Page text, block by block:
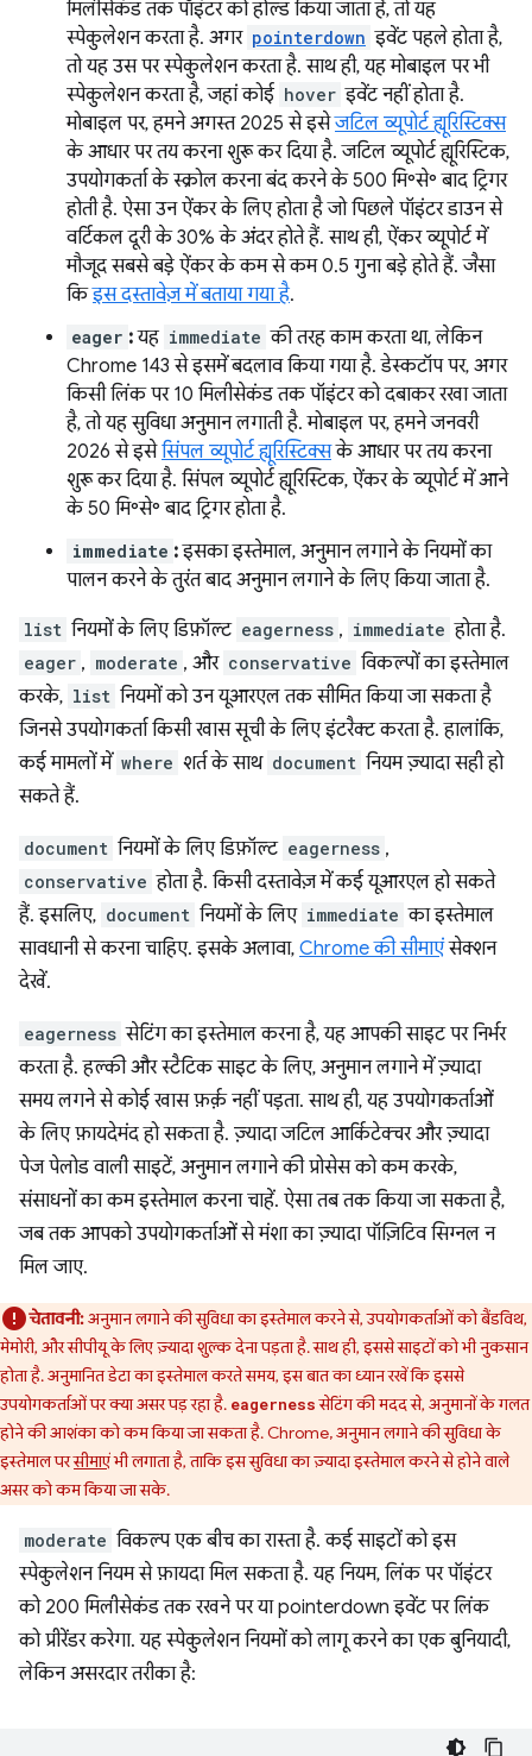
मिलीसेकंड तक पॉइंटर को होल्ड किया जाता है, तो यह
स्पेकुलेशन करता है. अगर pointerdown इवेंट पहले होता है,
तो यह उस पर स्पेकुलेशन करता है. साथ ही, यह मोबाइल पर भी
स्पेकुलेशन करता है, जहां कोई hover इवेंट नहीं होता है.
मोबाइल पर, हमने अगस्त 2025 से इसेजटिल व्यूपोर्ट ह्यूरिस्टिक्स
के आधार पर तय करना शुरू कर दिया है. जटिल व्यूपोर्ट ह्यूरिस्टिक,
उपयोगकर्ता के स्क्रोल करना बंद करने के 500 मि॰से॰ बाद ट्रिगर
होती है. ऐसा उन ऐंकर के लिए होता है जो पिछले पॉइंटर डाउन से
वर्टिकल दूरी के 30% के अंदर होते हैं. साथ ही, ऐंकर व्यूपोर्ट में
मौजूद सबसे बड़े ऐंकर के कम से कम 0.5 गुना बड़े होते हैं. जैसा
किइस दस्तावेज़ में बताया गया है.
eager :यह immediate की तरह काम करता था, लेकिन
Chrome 143 से इसमें बदलाव किया गया है. डेस्कटॉप पर, अगर
किसी लिंक पर 10 मिलीसेकंड तक पॉइंटर को दबाकर रखा जाता
है, तो यह सुविधा अनुमान लगाती है. मोबाइल पर, हमने जनवरी
2026 से इसेसिंपल व्यूपोर्ट ह्यूरिस्टिक्सके आधार पर तय करना
शुरू कर दिया है. सिंपल व्यूपोर्ट ह्यूरिस्टिक, ऐंकर के व्यूपोर्ट में आने
के 50 मि॰से॰ बाद ट्रिगर होता है.
immediate :इसका इस्तेमाल, अनुमान लगाने के नियमों का
पालन करने के तुरंत बाद अनुमान लगाने के लिए किया जाता है.
list नियमों के लिए डिफ़ॉल्ट eagerness , immediate होता है.
eager , moderate , और conservative विकल्पों का इस्तेमाल
करके, list नियमों को उन यूआरएल तक सीमित किया जा सकता है
जिनसे उपयोगकर्ता किसी खास सूची के लिए इंटरैक्ट करता है. हालांकि,
कई मामलों में where शर्त के साथ document नियम ज़्यादा सही हो
सकते हैं.
document नियमों के लिए डिफ़ॉल्ट eagerness ,
conservative होता है. किसी दस्तावेज़ में कई यूआरएल हो सकते
हैं. इसलिए, document नियमों के लिए immediate का इस्तेमाल
सावधानी से करना चाहिए. इसके अलावा, Chrome की सीमाएंसेक्शन
देखें.
eagerness सेटिंग का इस्तेमाल करना है, यह आपकी साइट पर निर्भर
करता है. हल्की और स्टैटिक साइट के लिए, अनुमान लगाने में ज़्यादा
समय लगने से कोई खास फ़र्क़ नहीं पड़ता. साथ ही, यह उपयोगकर्ताओं
के लिए फ़ायदेमंद हो सकता है. ज़्यादा जटिल आर्किटेक्चर और ज़्यादा
पेज पेलोड वाली साइटें, अनुमान लगाने की प्रोसेस को कम करके,
संसाधनों का कम इस्तेमाल करना चाहें. ऐसा तब तक किया जा सकता है,
जब तक आपको उपयोगकर्ताओं से मंशा का ज़्यादा पॉज़िटिव सिग्नल न
मिल जाए.
चेतावनी:अनुमान लगाने की सुविधा का इस्तेमाल करने से, उपयोगकर्ताओं को बैंडविथ,
मेमोरी, और सीपीयू के लिए ज़्यादा शुल्क देना पड़ता है. साथ ही, इससे साइटों को भी नुकसान
होता है. अनुमानित डेटा का इस्तेमाल करते समय, इस बात का ध्यान रखें कि इससे
उपयोगकर्ताओं पर क्या असर पड़ रहा है. eagernessसेटिंग की मदद से, अनुमानों के गलत
होने की आशंका को कम किया जा सकता है. Chrome, अनुमान लगाने की सुविधा के
इस्तेमाल परसीमाएंभी लगाता है, ताकि इस सुविधा का ज़्यादा इस्तेमाल करने से होने वाले
असर को कम किया जा सके.
moderate विकल्प एक बीच का रास्ता है. कई साइटों को इस
स्पेकुलेशन नियम से फ़ायदा मिल सकता है. यह नियम, लिंक पर पॉइंटर
को 200 मिलीसेकंड तक रखने पर या pointerdown इवेंट पर लिंक
को प्रीरेंडर करेगा. यह स्पेकुलेशन नियमों को लागू करने का एक बुनियादी,
लेकिन असरदार तरीका है: